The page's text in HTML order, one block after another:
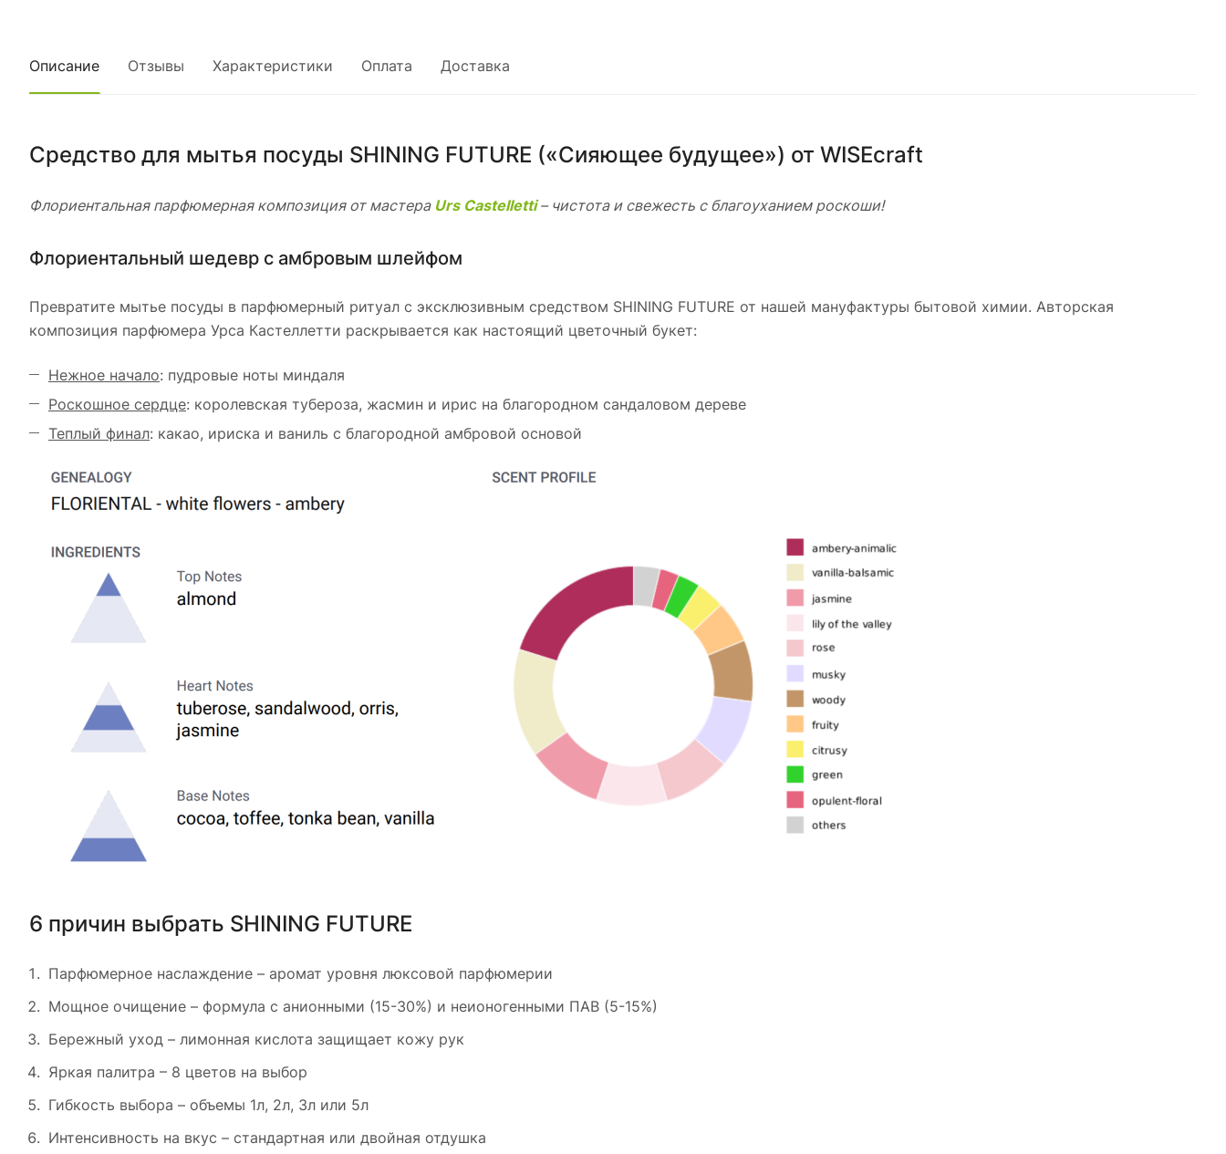
Описание Отзывы Характеристики Оплата Доставка
Средство для мытья посуды SHINING FUTURE («Сияющее будущее») от WISEcraft
Флориентальная парфюмерная композиция от мастера Urs Castelletti– чистота и свежесть с благоуханием роскоши!
Флориентальный шедевр с амбровым шлейфом
Превратите мытье посуды в парфюмерный ритуал с эксклюзивным средством SHINING FUTURE от нашей мануфактуры бытовой химии. Авторская
композиция парфюмера Урса Кастеллетти раскрывается как настоящий цветочный букет:
Нежное начало: пудровые ноты миндаля
Роскошное сердце: королевская тубероза, жасмин и ирис на благородном сандаловом дереве
Теплый финал: какао, ириска и ваниль с благородной амбровой основой
6 причин выбрать SHINING FUTURE
Парфюмерное наслаждение – аромат уровня люксовой парфюмерии
Мощное очищение – формула с анионными (15-30%) и неионогенными ПАВ (5-15%)
Бережный уход – лимонная кислота защищает кожу рук
Яркая палитра – 8 цветов на выбор
Гибкость выбора – объемы 1л, 2л, 3л или 5л
Интенсивность на вкус – стандартная или двойная отдушка